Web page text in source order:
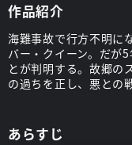
作品紹介
海難事故で行方不明に
バー・クイーン。だが
とが判明する。故郷の
の過ちを正し、悪との
あらすじ